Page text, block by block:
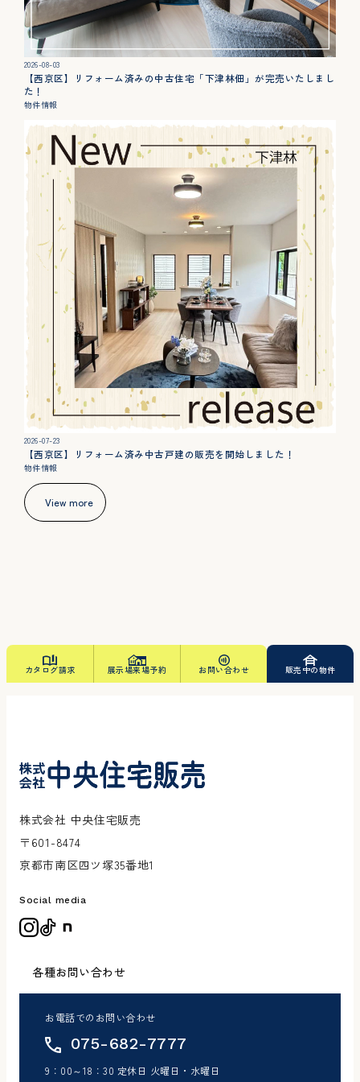
2026-08-03
【西京区】リフォーム済みの中古住宅「下津林佃」が完売いたしまし
た！
物件情報
2026-07-23
【西京区】リフォーム済み中古戸建の販売を開始しました！
物件情報
View more
カタログ請求 展示場来場予約 お問い合わせ 販売中の物件
株式会社 中央住宅販売
〒601-8474
京都市南区四ツ塚35番地1
Social media
各種お問い合わせ
お電話でのお問い合わせ
075-682-7777
9：00～18：30 定休日 火曜日・水曜日